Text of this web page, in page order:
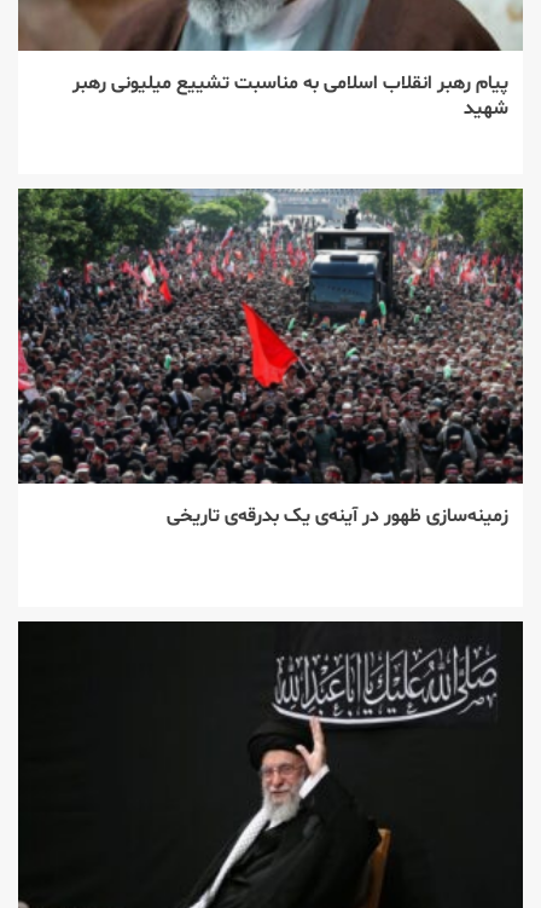
پیام رهبر انقلاب اسلامی به مناسبت تشییع میلیونی رهبر
شهید
زمینه‌سازی ظهور در آینه‌ی یک بدرقه‌ی تاریخی